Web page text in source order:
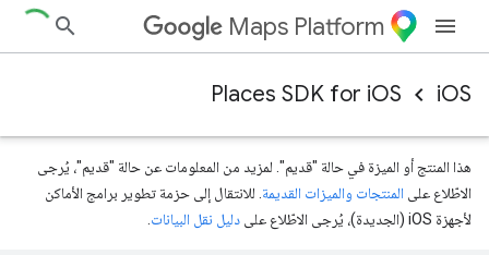
Maps Platform
iOS
Places SDK for iOS
هذا المنتج أو الميزة في حالة "قديم". لمزيد من المعلومات عن حالة "قديم"، يُرجى
الاطّلاع على المنتجات والميزات القديمة . للانتقال إلى حزمة تطوير برامج الأماكن
لأجهزة iOS (الجديدة)، يُرجى الاطّلاع على
دليل نقل البيانات